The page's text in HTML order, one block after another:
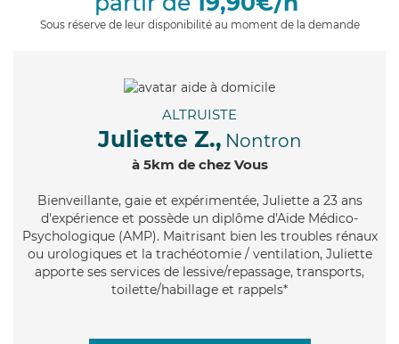
Sous réserve de leur disponibilité au moment de la demande
ALTRUISTE
Juliette Z., Nontron
à 5km de chez Vous
Bienveillante, gaie et expérimentée, Juliette a 23 ans
d'expérience et possède un diplôme d'Aide Médico-
Psychologique (AMP). Maitrisant bien les troubles rénaux
ou urologiques et la trachéotomie / ventilation, Juliette
apporte ses services de lessive/repassage, transports,
toilette/habillage et rappels*